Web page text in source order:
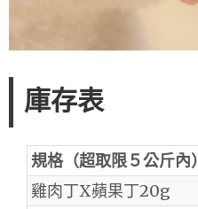
庫存表
規格（超取限５公斤內）
雞肉丁X蘋果丁20g